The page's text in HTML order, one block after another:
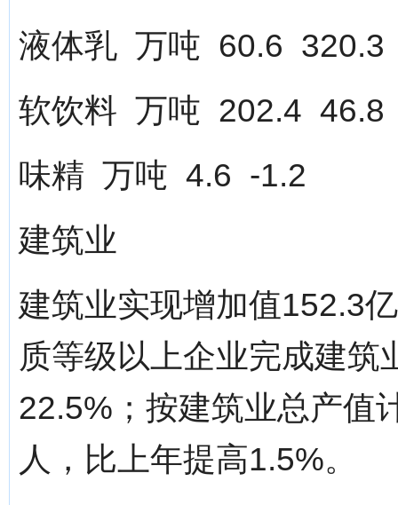
液体乳 万吨 60.6 320.3
软饮料 万吨 202.4 46.8
味精 万吨 4.6 -1.2
建筑业
建筑业实现增加值152.3
质等级以上企业完成建
22.5%；按建筑业总产值
人，比上年提高1.5%。